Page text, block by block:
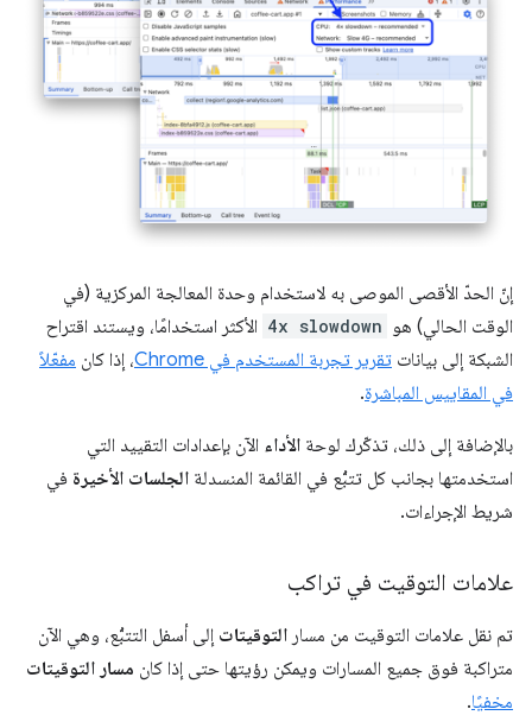
إنّ الحدّ الأقصى الموصى به لاستخدام وحدة المعالجة المركزية (في
الوقت الحالي) هو 4x slowdown الأكثر استخدامًا، ويستند اقتراح
الشبكة إلى بيانات تقرير تجربة المستخدم في Chrome ، إذا كان مفعّلاً
في المقاييس المباشرة.
بالإضافة إلى ذلك، تذكّرك لوحة الأداء الآن بإعدادات التقييد التي
استخدمتها بجانب كل تتبُّع في القائمة المنسدلة الجلسات الأخيرة في
شريط الإجراءات.
علامات التوقيت في تراكب
تم نقل علامات التوقيت من مسار التوقيتات إلى أسفل التتبُّع، وهي الآن
متراكبة فوق جميع المسارات ويمكن رؤيتها حتى إذا كان مسار التوقيتات
مخفيًا.